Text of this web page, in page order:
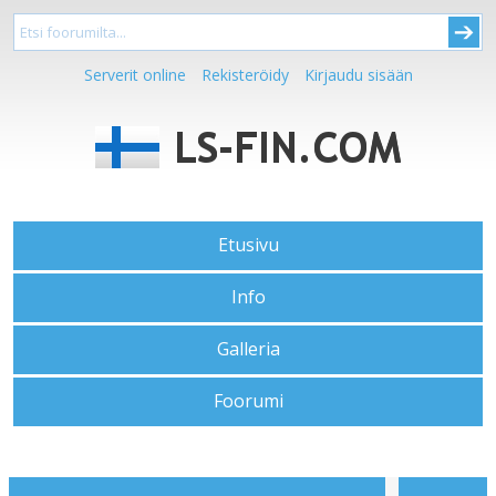
Serverit online Rekisteröidy Kirjaudu sisään
Etusivu
Info
Galleria
Foorumi